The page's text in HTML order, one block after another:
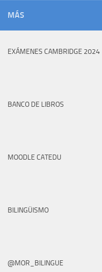
MÁS
EXÁMENES CAMBRIDGE 2024
BANCO DE LIBROS
MOODLE CATEDU
BILINGÜISMO
@MOR_BILINGUE